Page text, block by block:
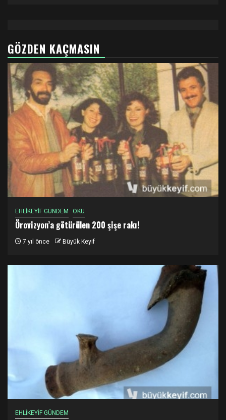
GÖZDEN KAÇMASIN
EHLİKEYİF GÜNDEM OKU
Örovizyon’a götürülen 200 şişe rakı!
7 yıl önce Büyük Keyif
EHLİKEYİF GÜNDEM